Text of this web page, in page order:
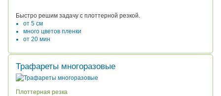
Быстро решим задачу с плоттерной резкой.
от 5 см
много цветов пленки
от 20 мин
Плоттерная резка
Трафареты многоразовые